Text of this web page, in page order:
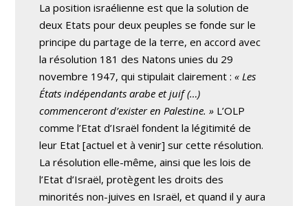
La position israélienne est que la solution de
deux Etats pour deux peuples se fonde sur le
principe du partage de la terre, en accord avec
la résolution 181 des Natons unies du 29
novembre 1947, qui stipulait clairement :« Les
États indépendants arabe et juif (…)
commenceront d’exister en Palestine. » L’OLP
comme l’Etat d’Israël fondent la légitimité de
leur Etat [actuel et à venir] sur cette résolution.
La résolution elle-même, ainsi que les lois de
l’Etat d’Israël, protègent les droits des
minorités non-juives en Israël, et quand il y aura